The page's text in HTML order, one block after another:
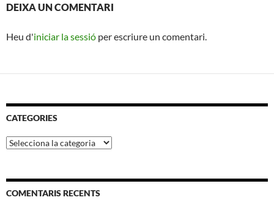
DEIXA UN COMENTARI
Heu d'iniciar la sessió per escriure un comentari.
CATEGORIES
Categories
COMENTARIS RECENTS